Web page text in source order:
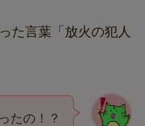
た言葉「放火の犯人
たの！？